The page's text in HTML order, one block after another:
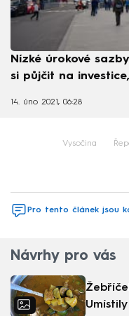
Nízké úrokové
si půjčit na
14. úno 2021, 06:28
Vysočina
Pro tento článek jsou
Návrhy pro vás